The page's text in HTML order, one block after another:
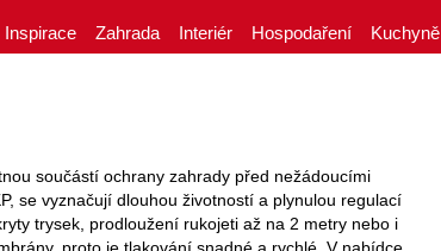
Inspirace Zahrada Interiér Hospodaření Kuchyně
součástí ochrany zahrady před nežádoucími
se vyznačují dlouhou životností a plynulou regulací
trysek, prodloužení rukojeti až na 2 metry nebo i
proto je tlakování snadné a rychlé. V nabídce